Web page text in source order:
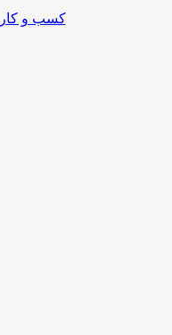
کسب و کار